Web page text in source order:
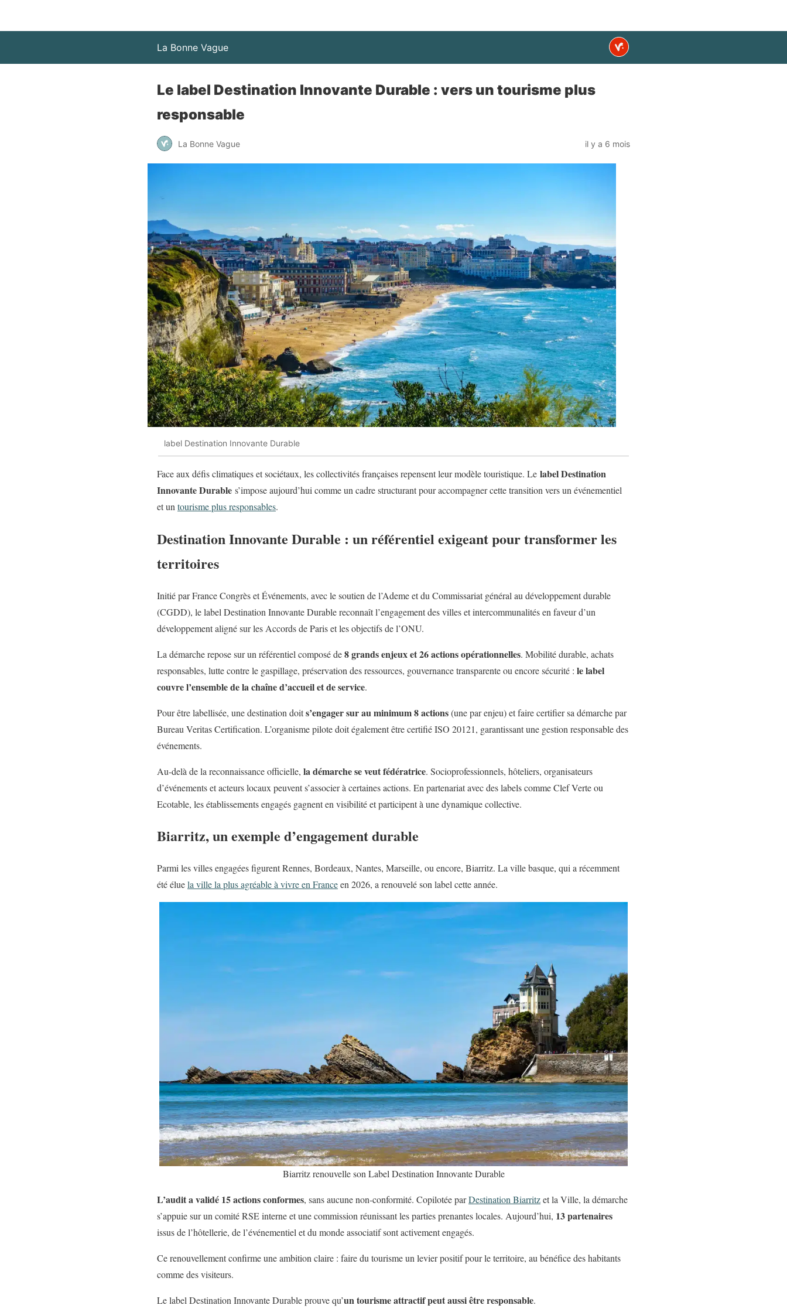
La Bonne Vague
Le label Destination Innovante Durable : vers un tourisme plus
responsable
La Bonne Vague il y a 6 mois
label Destination Innovante Durable
Face aux défis climatiques et sociétaux, les collectivités françaises repensent leur modèle touristique. Le label Destination
Innovante Durable s’impose aujourd’hui comme un cadre structurant pour accompagner cette transition vers un événementiel
et un tourisme plus responsables.
Destination Innovante Durable : un référentiel exigeant pour transformer les
territoires
Initié par France Congrès et Événements, avec le soutien de l’Ademe et du Commissariat général au développement durable
(CGDD), le label Destination Innovante Durable reconnaît l’engagement des villes et intercommunalités en faveur d’un
développement aligné sur les Accords de Paris et les objectifs de l’ONU.
La démarche repose sur un référentiel composé de8 grands enjeux et 26 actions opérationnelles. Mobilité durable, achats
responsables, lutte contre le gaspillage, préservation des ressources, gouvernance transparente ou encore sécurité : le label
couvre l’ensemble de la chaîne d’accueil et de service.
Pour être labellisée, une destination doits’engager sur au minimum 8 actions(une par enjeu) et faire certifier sa démarche par
Bureau Veritas Certification. L’organisme pilote doit également être certifié ISO 20121, garantissant une gestion responsable des
événements.
Au-delà de la reconnaissance officielle, la démarche se veut fédératrice. Socioprofessionnels, hôteliers, organisateurs
d’événements et acteurs locaux peuvent s’associer à certaines actions. En partenariat avec des labels comme Clef Verte ou
Ecotable, les établissements engagés gagnent en visibilité et participent à une dynamique collective.
Biarritz, un exemple d’engagement durable
Parmi les villes engagées figurent Rennes, Bordeaux, Nantes, Marseille, ou encore, Biarritz. La ville basque, qui a récemment
été éluela ville la plus agréable à vivre en Franceen 2026, a renouvelé son label cette année.
Biarritz renouvelle son Label Destination Innovante Durable
L’audit a validé 15 actions conformes, sans aucune non-conformité. Copilotée parDestination Biarritzet la Ville, la démarche
s’appuie sur un comité RSE interne et une commission réunissant les parties prenantes locales. Aujourd’hui, 13 partenaires
issus de l’hôtellerie, de l’événementiel et du monde associatif sont activement engagés.
Ce renouvellement confirme une ambition claire : faire du tourisme un levier positif pour le territoire, au bénéfice des habitants
comme des visiteurs.
Le label Destination Innovante Durable prouve qu’un tourisme attractif peut aussi être responsable.